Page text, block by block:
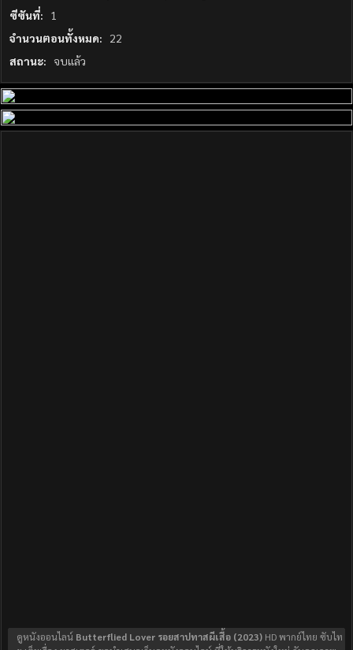
ซีซันที่:
1
จำนวนตอนทั้งหมด:
22
สถานะ:
จบแล้ว
ดูหนังออนไลน์ Butterflied Lover รอยสาปทาสผีเสื้อ (2023) HD พากย์ไทย ซับไท